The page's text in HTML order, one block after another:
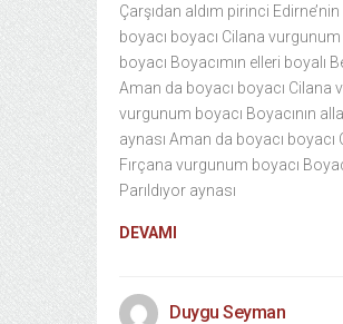
Çarşıdan aldım pirinci
boyacı boyacı Cilana
boyacı Boyacımın elleri boyalı
Aman da boyacı boyacı Cilana
vurgunum boyacı Boyacının
aynası Aman da boyacı
Fırçana vurgunum boyacı
Parıldıyor aynası
DEVAMI
Duygu Seyman